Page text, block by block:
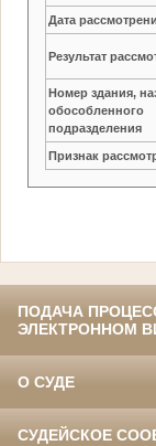
Дата
Результат
Номер здания,
обособленного
подразделения
Признак
ПОДАЧА
ЭЛЕКТРОННОМ
О СУДЕ
СУДЕЙСКОЕ